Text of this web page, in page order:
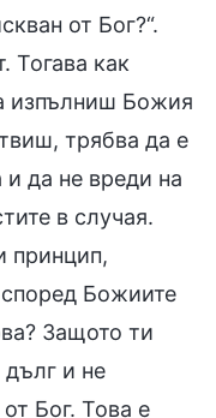
от Бог?“.
Тогава как
изпълниш Божия
трябва да е
и да не вреди на
в случая.
принцип,
Божиите
Защото ти
дълг и не
Бог. Това е